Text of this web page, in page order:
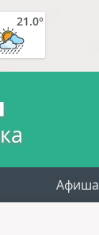
21.0°
Афиша